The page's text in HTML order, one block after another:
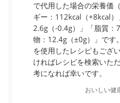
で代用した場合の栄養価
ギー：112kcal（+8kcal）
2.6g（-0.4g）」「脂質：
物：12.4g（±0g）」です
を使用したレシピもござ
ければレシピを検索いた
考になれば幸いです。
おいしい健